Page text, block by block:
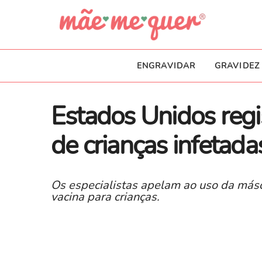
ENGRAVIDAR GRAVIDEZ
Estados Unidos
de crianças
Os especialistas apelam ao uso da
vacina para crianças.